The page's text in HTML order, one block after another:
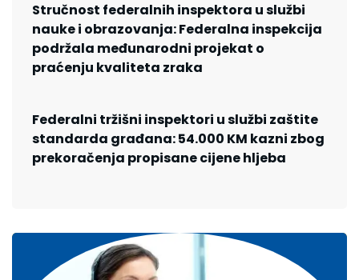
Stručnost federalnih inspektora u službi
nauke i obrazovanja: Federalna inspekcija
podržala međunarodni projekat o
praćenju kvaliteta zraka
Federalni tržišni inspektori u službi zaštite
standarda građana: 54.000 KM kazni zbog
prekoračenja propisane cijene hljeba